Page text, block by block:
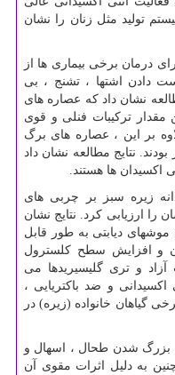
تولید مثل زنان را نشان
درمان برخی بیماری ها از
دادن اشتها ، تشنج ، بی
نشان داد که عصاره های
مقدار ترکیبات فنلی و قوی
بر این ، عصاره های برگ
نتایج مطالعه نشان داد
اکسیدان ها هستند.
زیره سبز بر چربی های
را ارزیابی کرد. نتایج نشان
دیابتی به طور قابل
و افزایش سطح کلسترول
آزاد و تری گلیسیریدها می
و ضد باکتریایی ،
گیاهان خانواده (زیره) در
، بزرگ شدن طحال ، اسهال و
به دلیل اثرات مقوی آن